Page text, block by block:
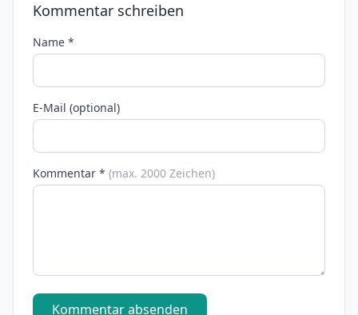
Kommentar schreiben
Name *
E-Mail (optional)
Kommentar * (max. 2000 Zeichen)
Kommentar absenden